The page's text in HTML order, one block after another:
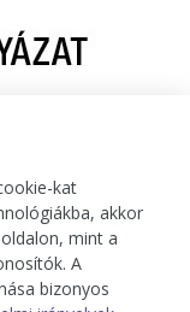
kat
akkor
mint a
A
bizonyos